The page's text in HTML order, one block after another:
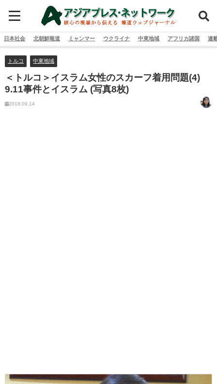
日本社会 北朝鮮報道 ミャンマー ウクライナ 中東地域 アフリカ諸国 連
トルコ 中東地域
＜トルコ＞イスラム女性のスカーフ着用問題(4)
9.11事件とイスラム (写真8枚)
2018.09.14